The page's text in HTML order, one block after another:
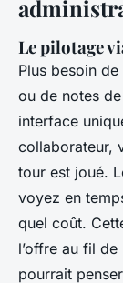
Le pilotage
Plus besoin
ou de notes
interface
collaborateur,
tour est joué.
voyez en
quel coût.
l’offre au fil de
pourrait